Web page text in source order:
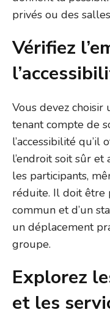
privés ou des
Vérifiez
Vous devez choisir
tenant compte de
l’accessibilité
l’endroit soit sûr
les participants,
réduite. Il doit être
commun et d’un
un déplacement
groupe.
Explorez
et les